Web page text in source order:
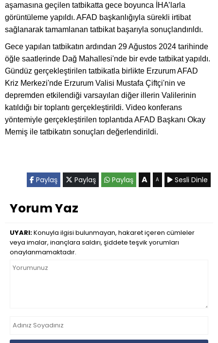
aşamasına geçilen tatbikatta gece boyunca İHA’larla
görüntüleme yapıldı. AFAD başkanlığıyla sürekli irtibat
sağlanarak tamamlanan tatbikat başarıyla sonuçlandırıldı.
Gece yapılan tatbikatın ardından 29 Ağustos 2024 tarihinde
öğle saatlerinde Dağ Mahallesi'nde bir evde tatbikat yapıldı.
Gündüz gerçekleştirilen tatbikatla birlikte Erzurum AFAD
Kriz Merkezi'nde Erzurum Valisi Mustafa Çiftçi'nin ve
depremden etkilendiği varsayılan diğer illerin Valilerinin
katıldığı bir toplantı gerçekleştirildi. Video konferans
yöntemiyle gerçekleştirilen toplantıda AFAD Başkanı Okay
Memiş ile tatbikatın sonuçları değerlendirildi.
Paylaş Paylaş Paylaş A A Sesli Dinle
Yorum Yaz
UYARI:Konuyla ilgisi bulunmayan, hakaret içeren cümleler
veya imalar, inançlara saldırı, şiddete teşvik yorumları
onaylanmamaktadır.